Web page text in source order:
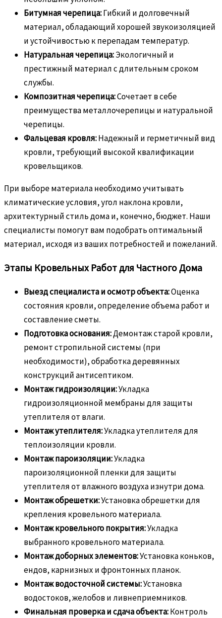
Битумная черепица:Гибкий и долговечный
материал, обладающий хорошей звукоизоляцией
и устойчивостью к перепадам температур.
Натуральная черепица:Экологичный и
престижный материал с длительным сроком
службы.
Композитная черепица:Сочетает в себе
преимущества металлочерепицы и натуральной
черепицы.
Фальцевая кровля:Надежный и герметичный вид
кровли, требующий высокой квалификации
кровельщиков.
При выборе материала необходимо учитывать
климатические условия, угол наклона кровли,
архитектурный стиль дома и, конечно, бюджет. Наши
специалисты помогут вам подобрать оптимальный
материал, исходя из ваших потребностей и пожеланий.
Этапы Кровельных Работ для Частного Дома
Выезд специалиста и осмотр объекта:Оценка
состояния кровли, определение объема работ и
составление сметы.
Подготовка основания:Демонтаж старой кровли,
ремонт стропильной системы (при
необходимости), обработка деревянных
конструкций антисептиком.
Монтаж гидроизоляции:Укладка
гидроизоляционной мембраны для защиты
утеплителя от влаги.
Монтаж утеплителя:Укладка утеплителя для
теплоизоляции кровли.
Монтаж пароизоляции:Укладка
пароизоляционной пленки для защиты
утеплителя от влажного воздуха изнутри дома.
Монтаж обрешетки:Установка обрешетки для
крепления кровельного материала.
Монтаж кровельного покрытия:Укладка
выбранного кровельного материала.
Монтаж доборных элементов:Установка коньков,
ендов, карнизных и фронтонных планок.
Монтаж водосточной системы:Установка
водостоков, желобов и ливнеприемников.
Финальная проверка и сдача объекта:Контроль